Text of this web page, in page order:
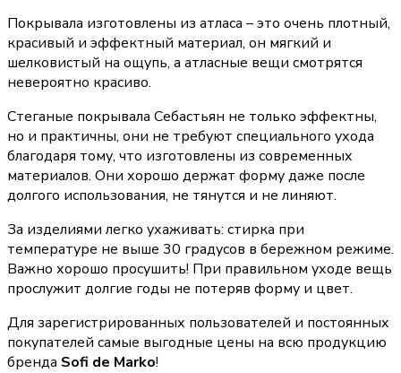
Покрывала изготовлены из атласа – это очень плотный,
красивый и эффектный материал, он мягкий и
шелковистый на ощупь, а атласные вещи смотрятся
невероятно красиво.
Стеганые покрывала Себастьян не только эффектны,
но и практичны, они не требуют специального ухода
благодаря тому, что изготовлены из современных
материалов. Они хорошо держат форму даже после
долгого использования, не тянутся и не линяют.
За изделиями легко ухаживать: стирка при
температуре не выше 30 градусов в бережном режиме.
Важно хорошо просушить! При правильном уходе вещь
прослужит долгие годы не потеряв форму и цвет.
Для зарегистрированных пользователей и постоянных
покупателей самые выгодные цены на всю продукцию
бренда Sofi de Marko!